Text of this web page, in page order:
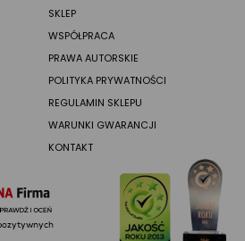
SKLEP
WSPÓŁPRACA
PRAWA AUTORSKIE
POLITYKA PRYWATNOŚCI
REGULAMIN SKLEPU
WARUNKI GWARANCJI
KONTAKT